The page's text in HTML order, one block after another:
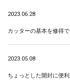
2023.06.28
カッターの基本を修得
2023.05.08
ちょっとした開封に便